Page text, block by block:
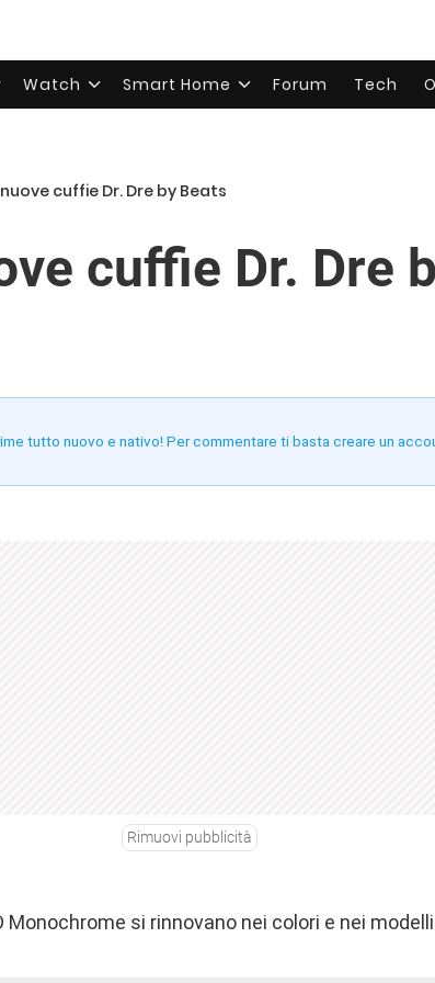
Watch Smart Home Forum Tech
cuffie Dr. Dre by Beats
cuffie Dr. Dre
tutto nuovo e nativo! Per commentare ti basta creare un
Rimuovi pubblicità
Monochrome si rinnovano nei colori e nei